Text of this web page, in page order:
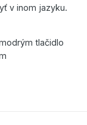
v inom jazyku.
tlačidlo